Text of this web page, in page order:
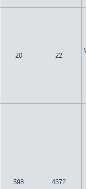
20 22
598 4372